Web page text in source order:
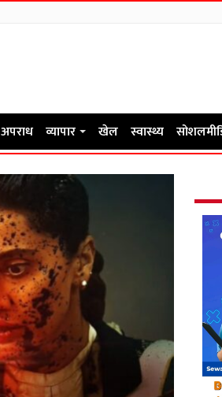
अपराध व्यापार खेल स्वास्थ्य